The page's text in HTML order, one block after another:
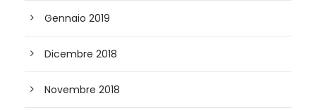
Gennaio 2019
Dicembre 2018
Novembre 2018